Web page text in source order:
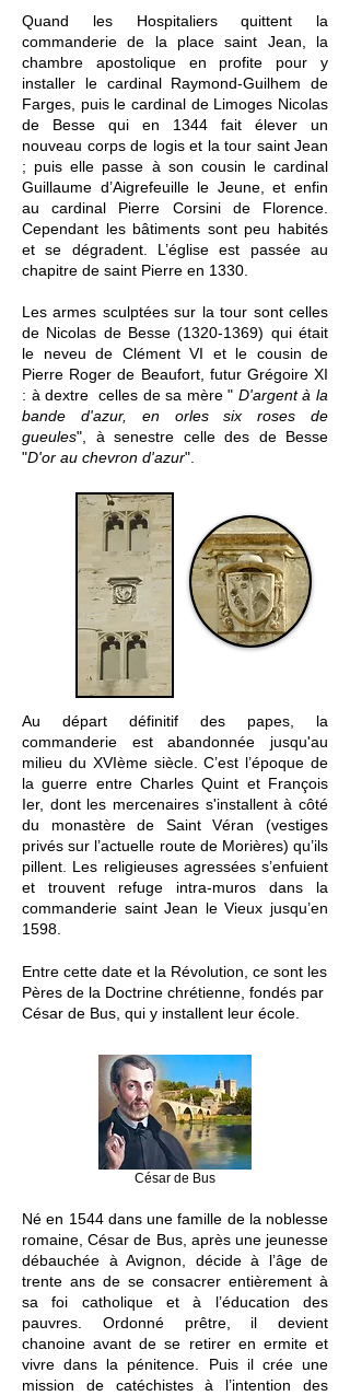
Quand les Hospitaliers quittent la
commanderie de la place saint Jean, la
chambre apostolique en profite pour y
installer le cardinal Raymond-Guilhem de
Farges, puis le cardinal de Limoges Nicolas
de Besse qui en 1344 fait élever un
nouveau corps de logis et la tour saint Jean
; puis elle passe à son cousin le cardinal
Guillaume d’Aigrefeuille le Jeune, et enfin
au cardinal Pierre Corsini de Florence.
Cependant les bâtiments sont peu habités
et se dégradent. L’église est passée au
chapitre de saint Pierre en 1330.
Les armes sculptées sur la tour sont celles
de Nicolas de Besse(1320-1369) qui était
le neveu de Clément VI et le cousin de
Pierre Roger de Beaufort, futur Grégoire XI
: à dextre celles de sa mère " D'argent à la
bande d'azur, en orles six roses de
gueules", à senestre celle des de Besse
"D'or au chevron d'azur".
Au départ définitif des papes, la
commanderie est abandonnée jusqu'au
milieu du XVIème siècle. C’est l’époque de
la guerre entre Charles Quint et François
Ier, dont les mercenaires s'installent à côté
du monastère de Saint Véran (vestiges
privés sur l’actuelle route de Morières) qu’ils
pillent. Les religieuses agressées s’enfuient
et trouvent refuge intra-muros dans la
commanderie saint Jean le Vieux jusqu’en
1598.
Entre cette date et la Révolution, ce sont les
Pères de la Doctrine chrétienne, fondés par
César de Bus, qui y installent leur école.
César de Bus
Né en 1544 dans une famille de la noblesse
romaine, César de Bus, après une jeunesse
débauchée à Avignon, décide à l’âge de
trente ans de se consacrer entièrement à
sa foi catholique et à l’éducation des
pauvres. Ordonné prêtre, il devient
chanoine avant de se retirer en ermite et
vivre dans la pénitence. Puis il crée une
mission de catéchistes à l’intention des